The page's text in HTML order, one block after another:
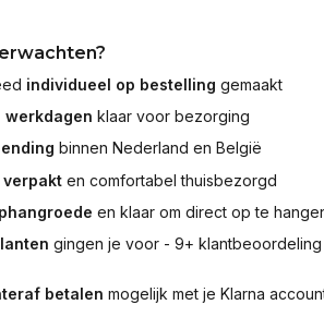
individueel op bestelling gemaakt
werkdagen klaar voor bezorging
binnen Nederland en België
en comfortabel thuisbezorgd
en klaar om direct op te
gingen je voor - 9+ klantbeoordeling
betalen mogelijk met je Klarna